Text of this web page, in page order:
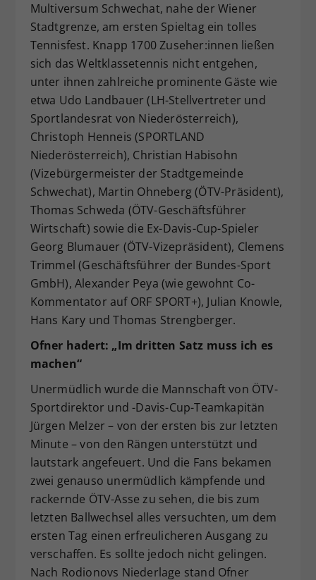
Multiversum Schwechat, nahe der Wiener
Stadtgrenze, am ersten Spieltag ein tolles
Tennisfest. Knapp 1700 Zuseher:innen ließen
sich das Weltklassetennis nicht entgehen,
unter ihnen zahlreiche prominente Gäste wie
etwa Udo Landbauer (LH-Stellvertreter und
Sportlandesrat von Niederösterreich),
Christoph Henneis (SPORTLAND
Niederösterreich), Christian Habisohn
(Vizebürgermeister der Stadtgemeinde
Schwechat), Martin Ohneberg (ÖTV-Präsident),
Thomas Schweda (ÖTV-Geschäftsführer
Wirtschaft) sowie die Ex-Davis-Cup-Spieler
Georg Blumauer (ÖTV-Vizepräsident), Clemens
Trimmel (Geschäftsführer der Bundes-Sport
GmbH), Alexander Peya (wie gewohnt Co-
Kommentator auf ORF SPORT+), Julian Knowle,
Hans Kary und Thomas Strengberger.
Ofner hadert: „Im dritten Satz muss ich es
machen“
Unermüdlich wurde die Mannschaft von ÖTV-
Sportdirektor und -Davis-Cup-Teamkapitän
Jürgen Melzer – von der ersten bis zur letzten
Minute – von den Rängen unterstützt und
lautstark angefeuert. Und die Fans bekamen
zwei genauso unermüdlich kämpfende und
rackernde ÖTV-Asse zu sehen, die bis zum
letzten Ballwechsel alles versuchten, um dem
ersten Tag einen erfreulicheren Ausgang zu
verschaffen. Es sollte jedoch nicht gelingen.
Nach Rodionovs Niederlage stand Ofner